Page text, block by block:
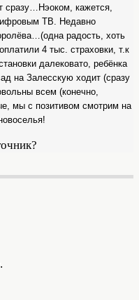
сразу…Нэоком, кажется,
ТВ. Недавно
радость, хоть
4 тыс. страховки, т.к
далековато, ребёнка
на Залесскую ходит (сразу
всем (конечно,
мы с позитивом смотрим на